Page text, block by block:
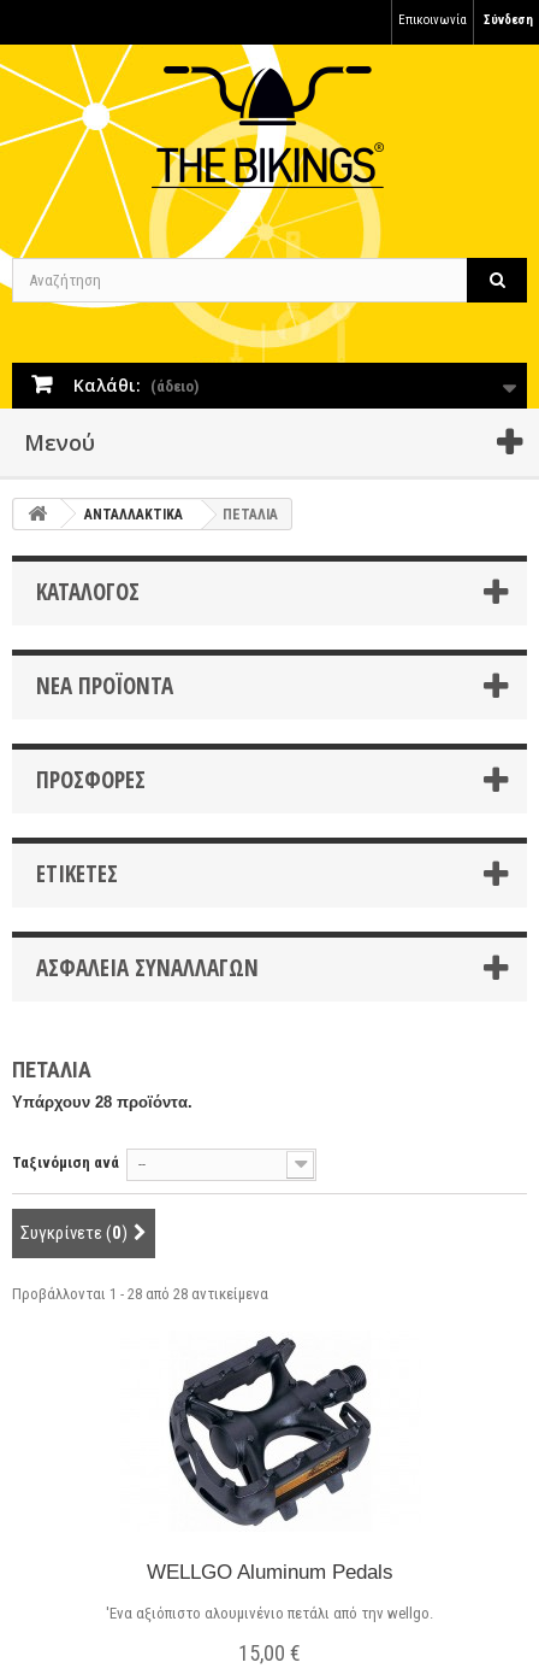
Σύνδεση
Επικοινωνία
Καλάθι: (άδειο)
Μενού
ΑΝΤΑΛΛΑΚΤΙΚΑ ΠΕΤΑΛΙΑ
ΚΑΤΆΛΟΓΟΣ
ΝΈΑ ΠΡΟΪΌΝΤΑ
ΠΡΟΣΦΟΡΈΣ
ΕΤΙΚΈΤΕΣ
ΑΣΦΆΛΕΙΑ ΣΥΝΑΛΛΑΓΏΝ
ΠΕΤΑΛΙΑ
Υπάρχουν 28 προϊόντα.
Ταξινόμιση ανά --
Συγκρίνετε (0)
Προβάλλονται 1 - 28 από 28 αντικείμενα
WELLGO Aluminum Pedals
'Ενα αξιόπιστο αλουμινένιο πετάλι από την wellgo.
15,00 €